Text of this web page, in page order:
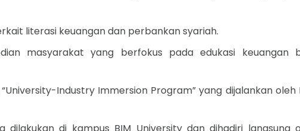
literasi keuangan dan perbankan syariah.
masyarakat yang berfokus pada edukasi keuangan
Industry Immersion Program” yang dijalankan oleh